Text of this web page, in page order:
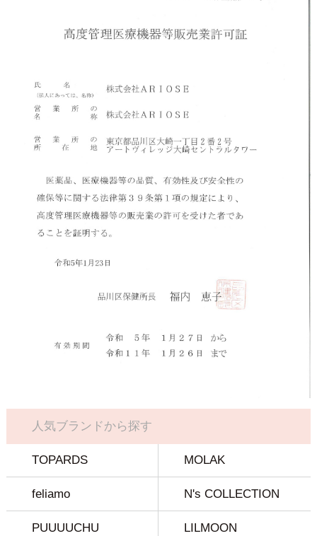
人気ブランドから探す
TOPARDS MOLAK
feliamo N's COLLECTION
PUUUUCHU LILMOON